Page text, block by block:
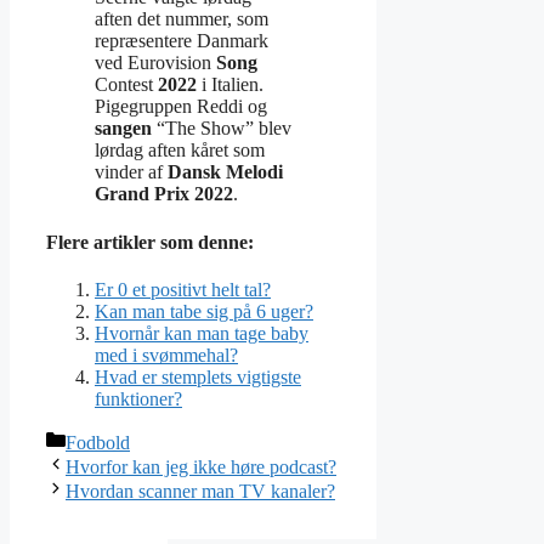
aften det nummer, som
repræsentere Danmark
ved Eurovision Song
Contest 2022 i Italien.
Pigegruppen Reddi og
sangen “The Show” blev
lørdag aften kåret som
vinder afDansk Melodi
Grand Prix 2022.
Flere artikler som denne:
Er 0 et positivt helt tal?
Kan man tabe sig på 6 uger?
Hvornår kan man tage baby
med i svømmehal?
Hvad er stemplets vigtigste
funktioner?
Kategorier
Fodbold
Hvorfor kan jeg ikke høre podcast?
Hvordan scanner man TV kanaler?